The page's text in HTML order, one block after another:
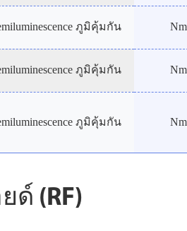
ภูมิคุ้มกัน
ภูมิคุ้มกัน
ภูมิคุ้มกัน
ด์ (RF)